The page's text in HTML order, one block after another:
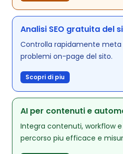
Analisi SEO gratuita del
Controlla rapidamente
problemi on-page del sito.
Scopri di piu
AI per contenuti e
Integra contenuti, workflow
percorso piu efficace e